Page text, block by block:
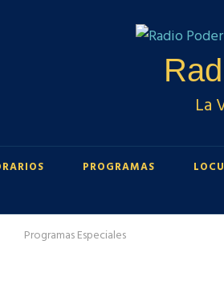
La
PROGRAMAS
Programas Especiales